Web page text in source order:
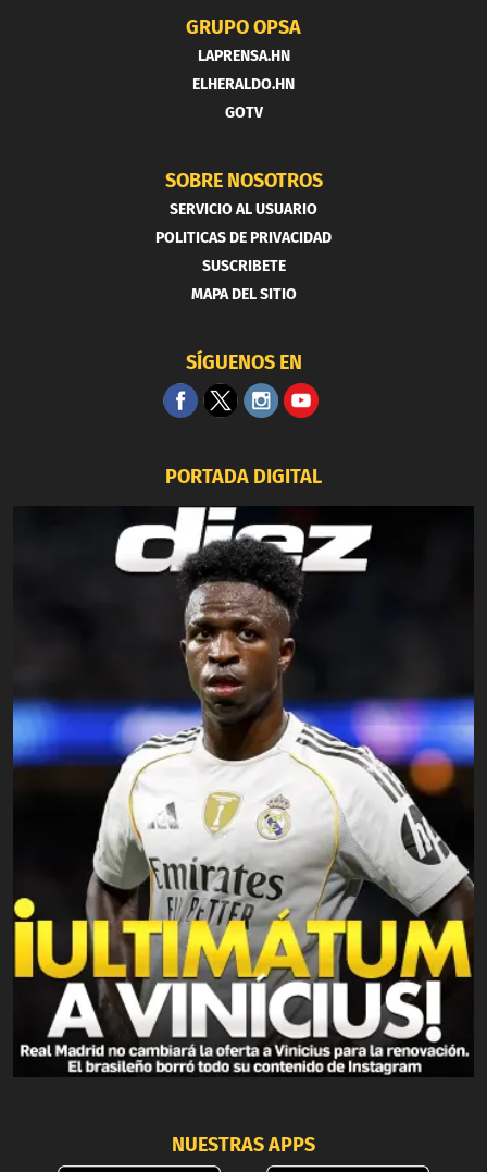
GRUPO OPSA
LAPRENSA.HN
ELHERALDO.HN
GOTV
SOBRE NOSOTROS
SERVICIO AL USUARIO
POLITICAS DE PRIVACIDAD
SUSCRIBETE
MAPA DEL SITIO
SÍGUENOS EN
PORTADA DIGITAL
NUESTRAS APPS